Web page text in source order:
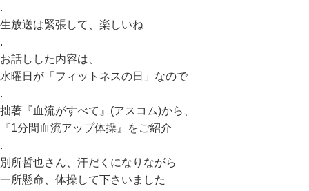
.
生放送は緊張して、楽しいね
.
お話しした内容は、
水曜日が「フィットネスの日」なので
.
拙著『血流がすべて』(アスコム)から、
『1分間血流アップ体操』をご紹介
.
別所哲也さん、汗だくになりながら
一所懸命、体操して下さいました